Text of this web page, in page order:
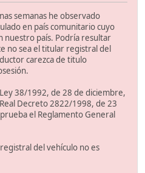
semanas he observado
en país comunitario cuyo
nuestro país. Podría resultar
no sea el titular registral del
carezca de titulo
38/1992, de 28 de diciembre,
Decreto 2822/1998, de 23
el Reglamento General
del vehículo no es